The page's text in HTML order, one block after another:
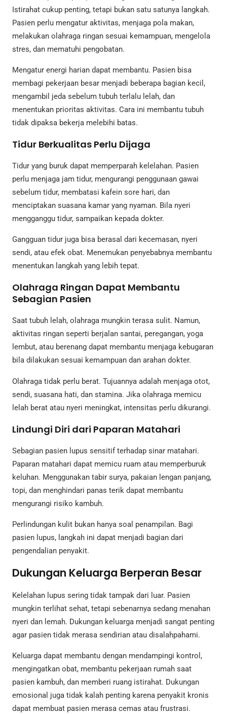
Istirahat cukup penting, tetapi bukan satu satunya langkah.
Pasien perlu mengatur aktivitas, menjaga pola makan,
melakukan olahraga ringan sesuai kemampuan, mengelola
stres, dan mematuhi pengobatan.
Mengatur energi harian dapat membantu. Pasien bisa
membagi pekerjaan besar menjadi beberapa bagian kecil,
mengambil jeda sebelum tubuh terlalu lelah, dan
menentukan prioritas aktivitas. Cara ini membantu tubuh
tidak dipaksa bekerja melebihi batas.
Tidur Berkualitas Perlu Dijaga
Tidur yang buruk dapat memperparah kelelahan. Pasien
perlu menjaga jam tidur, mengurangi penggunaan gawai
sebelum tidur, membatasi kafein sore hari, dan
menciptakan suasana kamar yang nyaman. Bila nyeri
mengganggu tidur, sampaikan kepada dokter.
Gangguan tidur juga bisa berasal dari kecemasan, nyeri
sendi, atau efek obat. Menemukan penyebabnya membantu
menentukan langkah yang lebih tepat.
Olahraga Ringan Dapat Membantu
Sebagian Pasien
Saat tubuh lelah, olahraga mungkin terasa sulit. Namun,
aktivitas ringan seperti berjalan santai, peregangan, yoga
lembut, atau berenang dapat membantu menjaga kebugaran
bila dilakukan sesuai kemampuan dan arahan dokter.
Olahraga tidak perlu berat. Tujuannya adalah menjaga otot,
sendi, suasana hati, dan stamina. Jika olahraga memicu
lelah berat atau nyeri meningkat, intensitas perlu dikurangi.
Lindungi Diri dari Paparan Matahari
Sebagian pasien lupus sensitif terhadap sinar matahari.
Paparan matahari dapat memicu ruam atau memperburuk
keluhan. Menggunakan tabir surya, pakaian lengan panjang,
topi, dan menghindari panas terik dapat membantu
mengurangi risiko kambuh.
Perlindungan kulit bukan hanya soal penampilan. Bagi
pasien lupus, langkah ini dapat menjadi bagian dari
pengendalian penyakit.
Dukungan Keluarga Berperan Besar
Kelelahan lupus sering tidak tampak dari luar. Pasien
mungkin terlihat sehat, tetapi sebenarnya sedang menahan
nyeri dan lemah. Dukungan keluarga menjadi sangat penting
agar pasien tidak merasa sendirian atau disalahpahami.
Keluarga dapat membantu dengan mendampingi kontrol,
mengingatkan obat, membantu pekerjaan rumah saat
pasien kambuh, dan memberi ruang istirahat. Dukungan
emosional juga tidak kalah penting karena penyakit kronis
dapat membuat pasien merasa cemas atau frustrasi.